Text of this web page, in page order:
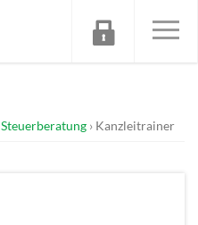
Steuerberatung Kanzleitrainer